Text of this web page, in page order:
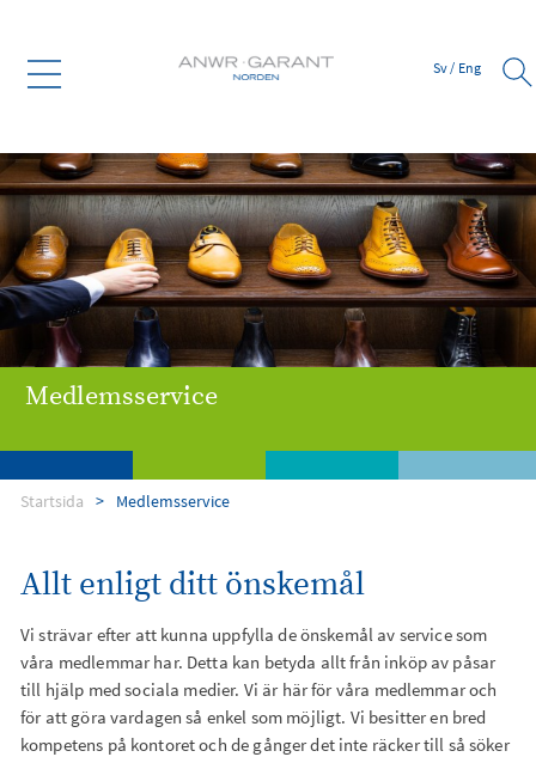
Sv/ Eng
Medlemsservice
Om ANWR Medlemsservice
Kalender
Startsida Medlemsservice
Allt enligt ditt önskemål
Vi strävar efter att kunna uppfylla de önskemål av service som
våra medlemmar har. Detta kan betyda allt från inköp av påsar
till hjälp med sociala medier. Vi är här för våra medlemmar och
för att göra vardagen så enkel som möjligt. Vi besitter en bred
kompetens på kontoret och de gånger det inte räcker till så söker